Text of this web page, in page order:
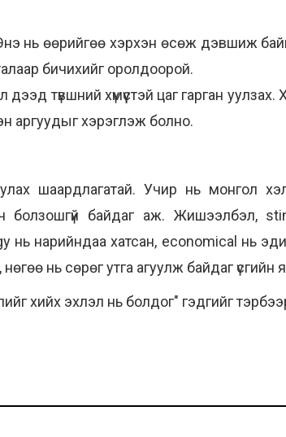
нь өөрийгөө хэрхэн өсөж дэвшиж
бичихийг оролдоорой.
дээд түвшний хүмүүстэй цаг гарган
аргуудыг хэрэглэж болно.
шаардлагатай. Учир нь монгол
болзошгүй байдаг аж. Жишээлбэл,
нь нарийндаа хатсан, economical нь
нь сөрөг утга агуулж байдаг үсгийн
хийх эхлэл нь болдог" гэдгийг